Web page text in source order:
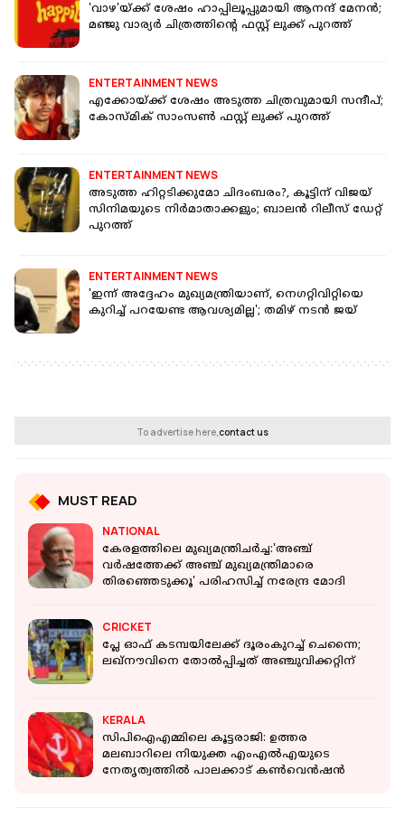
'വാഴ'യ്ക്ക് ശേഷം ഹാപ്പിലൂപ്പുമായി ആനന്ദ് മേനൻ;
മഞ്ജു വാര്യർ ചിത്രത്തിന്റെ ഫസ്റ്റ് ലുക്ക് പുറത്ത്
ENTERTAINMENT NEWS
എക്കോയ്ക്ക് ശേഷം അടുത്ത ചിത്രവുമായി സന്ദീപ്;
കോസ്മിക് സാംസൺ ഫസ്റ്റ് ലുക്ക് പുറത്ത്
ENTERTAINMENT NEWS
അടുത്ത ഹിറ്റടിക്കുമോ ചിദംബരം?, കൂട്ടിന് വിജയ്
സിനിമയുടെ നിർമാതാക്കളും; ബാലൻ റിലീസ് ഡേറ്റ്
പുറത്ത്
ENTERTAINMENT NEWS
'ഇന്ന് അദ്ദേഹം മുഖ്യമന്ത്രിയാണ്, നെഗറ്റിവിറ്റിയെ
കുറിച്ച് പറയേണ്ട ആവശ്യമില്ല'; തമിഴ് നടന്‍ ജയ്
To advertise here,contact us
MUST READ
NATIONAL
കേരളത്തിലെ മുഖ്യമന്ത്രിചർച്ച:'അഞ്ച്
വർഷത്തേക്ക് അഞ്ച് മുഖ്യമന്ത്രിമാരെ
തിരഞ്ഞെടുക്കൂ' പരിഹസിച്ച് നരേന്ദ്ര മോദി
CRICKET
പ്ലേ ഓഫ് കടമ്പയിലേക്ക് ദൂരംകുറച്ച് ചെന്നൈ;
ലഖ്‌നൗവിനെ തോല്‍പ്പിച്ചത് അഞ്ചുവിക്കറ്റിന്
KERALA
സിപിഐഎമ്മിലെ കൂട്ടരാജി: ഉത്തര
മലബാറിലെ നിയുക്ത എംഎല്‍എയുടെ
നേതൃത്വത്തില്‍ പാലക്കാട് കണ്‍വെന്‍ഷന്‍